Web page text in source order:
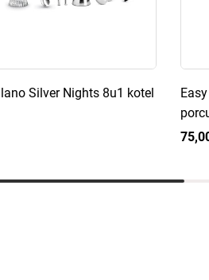
Silver Nights 8u1 kotel